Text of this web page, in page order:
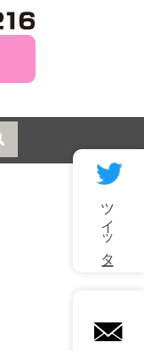
ツイッター
mail